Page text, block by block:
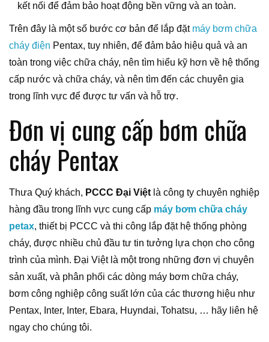
kết nối để đảm bảo hoạt động bền vững và an toàn.
Trên đây là một số bước cơ bản để lắp đặt máy bơm chữa
cháy điện Pentax, tuy nhiên, để đảm bảo hiệu quả và an
toàn trong việc chữa cháy, nên tìm hiểu kỹ hơn về hệ thống
cấp nước và chữa cháy, và nên tìm đến các chuyên gia
trong lĩnh vực để được tư vấn và hỗ trợ.
Đơn vị cung cấp bơm chữa
cháy Pentax
Thưa Quý khách, PCCC Đại Việt là công ty chuyên nghiệp
hàng đầu trong lĩnh vực cung cấp máy bơm chữa cháy
petax, thiết bị PCCC và thi công lắp đặt hệ thống phòng
cháy, được nhiều chủ đầu tư tin tưởng lựa chọn cho công
trình của mình. Đại Việt là một trong những đơn vị chuyên
sản xuất, và phân phối các dòng máy bơm chữa cháy,
bơm công nghiệp công suất lớn của các thương hiệu như
Pentax, Inter, Inter, Ebara, Huyndai, Tohatsu, … hãy liên hệ
ngay cho chúng tôi.